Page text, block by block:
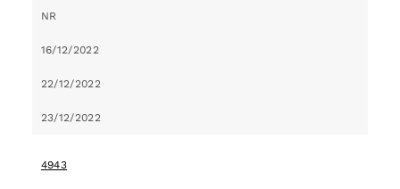
NR
16/12/2022
22/12/2022
23/12/2022
4943